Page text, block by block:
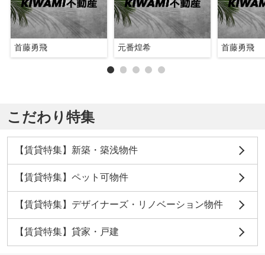
首藤勇飛 元番煌希 首藤勇飛
こだわり特集
【賃貸特集】新築・築浅物件
【賃貸特集】ペット可物件
【賃貸特集】デザイナーズ・リノベーション物件
【賃貸特集】貸家・戸建